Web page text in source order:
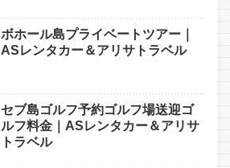
ボホール島プライベートツアー｜
ASレンタカー＆アリサトラベル
セブ島ゴルフ予約ゴルフ場送迎ゴ
ルフ料金｜ASレンタカー＆アリサ
トラベル